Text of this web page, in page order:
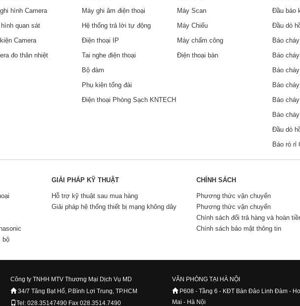
hình Camera
hình quan sát
Camera
đo thân nhiệt
Máy ghi âm điện thoại
Hệ thống trả lời tự động
Điện thoại IP
Tai nghe điện thoại
Bộ đàm
Phụ kiện tổng đài
Điện thoại Phòng Sạch KNTECH
Máy Scan
Máy Chiếu
Máy chấm công
Điện thoại bàn
Đầu báo
Đầu dò
Báo
Báo
Báo
Báo
Báo
Báo
Đầu dò
Báo rò rỉ
bộ
GIẢI PHÁP KỸ THUẬT
Hỗ trợ kỹ thuật sau mua hàng
Giải pháp hệ thống thiết bị mạng không dây
CHÍNH SÁCH
Phương thức vận chuyển
Phương thức vận chuyển
Chính sách đổi trả hàng và hoàn
Chính sách bảo mật thông tin
Công ty TNHH MTV Thương Mại Dịch Vụ MD
34/7 Tăng Bạt Hổ, P.Bình Lợi Trung, TP.HCM
Tel: 028.35147490 Fax 028.3514.7490
VĂN PHÒNG TẠI HÀ NỘI
P608 - Tầng 6 - KĐT Bán Đảo Linh Đàm -
Mai - Hà Nội